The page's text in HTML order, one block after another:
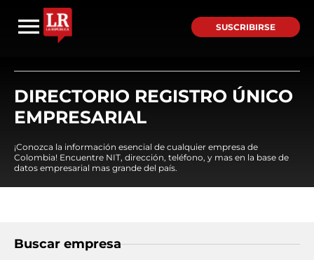
SUSCRIBIRSE
DIRECTORIO REGISTRO ÚNICO
EMPRESARIAL
¡Conozca la información esencial de cualquier empresa de
Colombia! Encuentre NIT, dirección, teléfono, y mas en la base de
datos empresarial mas grande del país.
Buscar empresa